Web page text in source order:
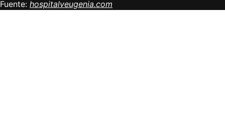
Fuente: hospitalveugenia.com